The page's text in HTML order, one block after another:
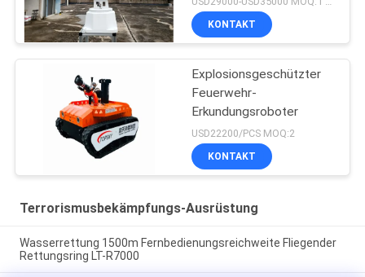
KONTAKT
Explosionsgeschützter
Feuerwehr-
Erkundungsroboter
USD22200/PCS MOQ:2
KONTAKT
Terrorismusbekämpfungs-Ausrüstung
Wasserrettung 1500m Fernbedienungsreichweite Fliegender
Rettungsring LT-R7000